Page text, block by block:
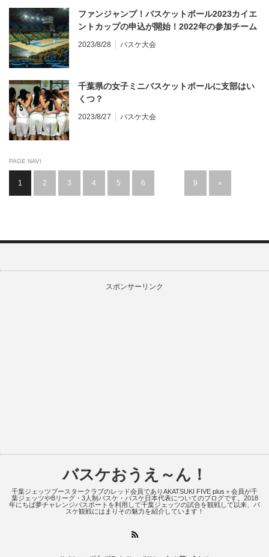
ファンジャンプ！バスケットボール2023カイエ
ントカップの申込が開始！2022年の参加チーム
2023/8/28 バスケ大会
千葉県の女子ミニバスケットボールに支部はい
くつ？
2023/8/27 バスケ大会
PAGE NAVI
1 2 3 4 5 6 9 »
スポンサーリンク
バスケおうえ～ん！
千葉ジェッツブースタークラブのレッド会員でありAKATSUKI FIVE plus＋会員が千
葉ジェッツやBリーグ・3人制バスケ・バスケ日本代表についてのブログです。2018
年にちば夢チャレンジパスポートを利用して千葉ジェッツの試合を観戦して以来、バ
スケ観戦にはまりその魅力を紹介しています！